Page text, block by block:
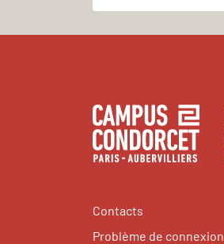
Contacts
Problème de connexion